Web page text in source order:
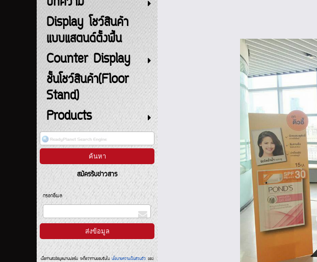
Display โชว์สินค้า
แบบแสตนด์ตั้งพื้น
Counter Display
ชั้นโชว์สินค้า(Floor
Stand)
Products
สมัครรับข่าวสาร
กรอกอีเมล
เมื่อท่านส่งข้อมูลผ่านฟอร์ม จะถือว่าท่านยอมรับในนโยบายความเป็นส่วนตัวของ